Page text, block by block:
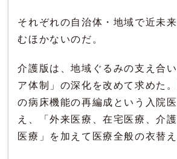
それぞれの自治体・地域で近未
むほかないのだ。
介護版は、地域ぐるみの支え合
ア体制」の深化を改めて求めた
の病床機能の再編成という入院
え、「外来医療、在宅医療、介
医療」を加えて医療全般の衣替え